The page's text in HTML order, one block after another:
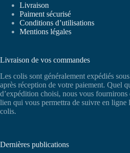
Livraison
Paiment sécurisé
Conditions d’utilisations
Mentions légales
Livraison de vos commandes
Les colis sont généralement expédiés
après réception de votre paiement. Quel
d’expédition choisi, nous vous fournirons
lien qui vous permettra de suivre en ligne
colis.
Dernières publications